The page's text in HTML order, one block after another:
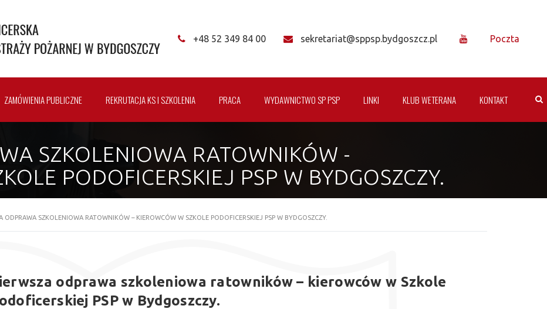
+48 52 349 84 00 sekretariat@sppsp.bydgoszcz.pl Poczta
ZAMÓWIENIA PUBLICZNE REKRUTACJA KS I SZKOLENIA PRACA WYDAWNICTWO SP PSP LINKI KLUB WETERANA KONTAKT
SZKOLENIOWA RATOWNIKÓW -
PODOFICERSKIEJ PSP W BYDGOSZCZY.
ODPRAWA SZKOLENIOWA RATOWNIKÓW – KIEROWCÓW W SZKOLE PODOFICERSKIEJ PSP W BYDGOSZCZY.
odprawa szkoleniowa ratowników – kierowców w Szkole
PSP w Bydgoszczy.